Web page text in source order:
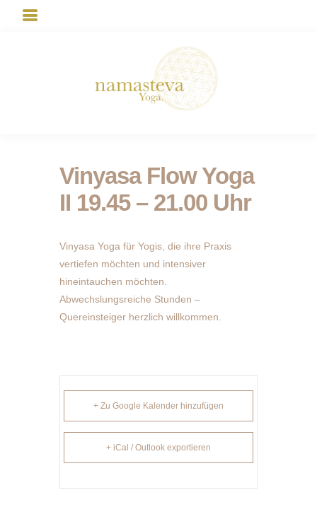
Vinyasa Flow Yoga
II 19.45 – 21.00 Uhr
Vinyasa Yoga für Yogis, die ihre Praxis
vertiefen möchten und intensiver
hineintauchen möchten.
Abwechslungsreiche Stunden –
Quereinsteiger herzlich willkommen.
+ Zu Google Kalender hinzufügen
+ iCal / Outlook exportieren